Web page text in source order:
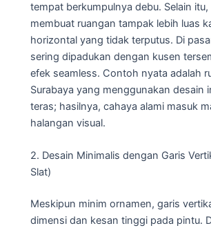
tempat berkumpulnya debu. Selain
membuat ruangan tampak lebih luas
horizontal yang tidak terputus. Di
sering dipadukan dengan kusen
efek seamless. Contoh nyata adalah
Surabaya yang menggunakan desain
teras; hasilnya, cahaya alami masuk
halangan visual.
2. Desain Minimalis dengan Garis
Slat)
Meskipun minim ornamen, garis
dimensi dan kesan tinggi pada pintu.